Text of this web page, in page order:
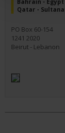
Bahrain -
Qatar -
PO Box 60-154
1241 2020
Beirut - Lebanon